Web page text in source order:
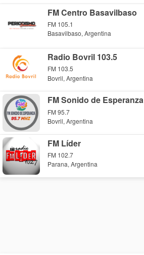
FM Centro Basavilbaso
FM 105.1
Basavilbaso, Argentina
Radio Bovril 103.5
FM 103.5
Bovril, Argentina
FM Sonido de Esperanza
FM 95.7
Bovril, Argentina
FM Líder
FM 102.7
Parana, Argentina